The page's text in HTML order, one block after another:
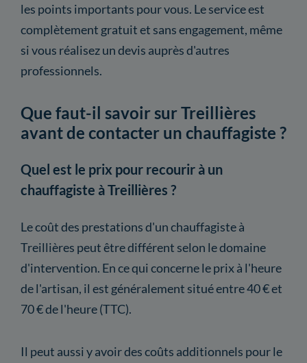
les points importants pour vous. Le service est
complètement gratuit et sans engagement, même
si vous réalisez un devis auprès d'autres
professionnels.
Que faut-il savoir sur Treillières
avant de contacter un chauffagiste ?
Quel est le prix pour recourir à un
chauffagiste à Treillières ?
Le coût des prestations d'un chauffagiste à
Treillières peut être différent selon le domaine
d'intervention. En ce qui concerne le prix à l'heure
de l'artisan, il est généralement situé entre 40 € et
70 € de l'heure (TTC).
Il peut aussi y avoir des coûts additionnels pour le